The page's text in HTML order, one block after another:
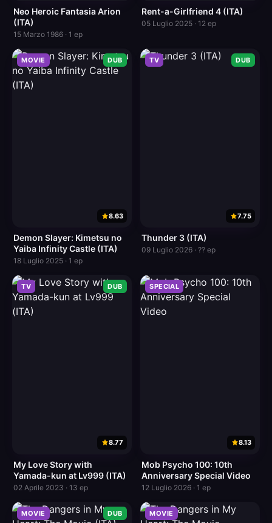
Neo Heroic Fantasia Arion
(ITA)
15 Marzo 1986 · 1 ep
Rent-a-Girlfriend 4 (ITA)
05 Luglio 2025 · 12 ep
MOVIE DUB
8.63
Demon Slayer: Kimetsu no
Yaiba Infinity Castle (ITA)
18 Luglio 2025 · 1 ep
TV DUB
7.75
Thunder 3 (ITA)
09 Luglio 2026 · ?? ep
TV DUB
8.77
My Love Story with
Yamada-kun at Lv999 (ITA)
02 Aprile 2023 · 13 ep
SPECIAL
8.13
Mob Psycho 100: 10th
Anniversary Special Video
12 Luglio 2026 · 1 ep
MOVIE DUB MOVIE